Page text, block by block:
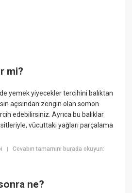
mi?
yemek yiyecekler tercihini balıktan
açısından zengin olan somon
edebilirsiniz. Ayrıca bu balıklar
vücuttaki yağları parçalama
|Cevabın tamamını burada okuyun:
ne?